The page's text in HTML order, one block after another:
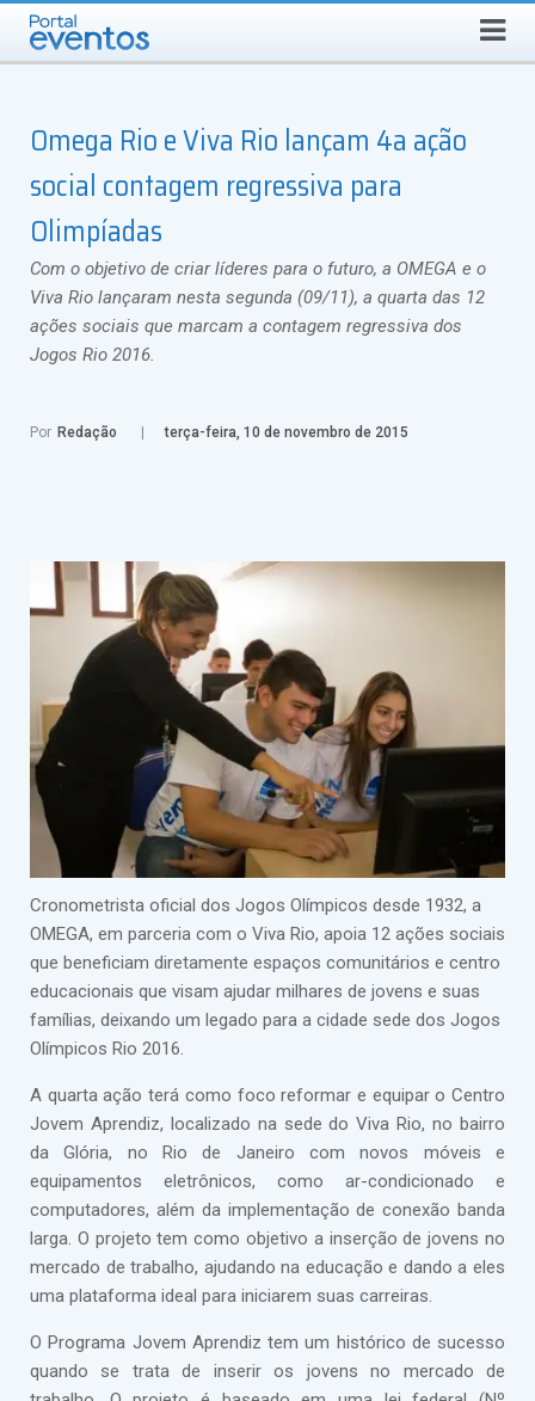
SÁBADO, 8 DE AGOSTO DE 2026 Busca
Omega Rio e Viva Rio lançam 4a ação
social contagem regressiva para
Olimpíadas
Com o objetivo de criar líderes para o futuro, a OMEGA e o
Viva Rio lançaram nesta segunda (09/11), a quarta das 12
ações sociais que marcam a contagem regressiva dos
Jogos Rio 2016.
Por Redação terça-feira, 10 de novembro de 2015
Cronometrista oficial dos Jogos Olímpicos desde 1932, a
OMEGA, em parceria com o Viva Rio, apoia 12 ações sociais
que beneficiam diretamente espaços comunitários e centro
educacionais que visam ajudar milhares de jovens e suas
famílias, deixando um legado para a cidade sede dos Jogos
Olímpicos Rio 2016.
A quarta ação terá como foco reformar e equipar o Centro
Jovem Aprendiz, localizado na sede do Viva Rio, no bairro
da Glória, no Rio de Janeiro com novos móveis e
equipamentos eletrônicos, como ar-condicionado e
computadores, além da implementação de conexão banda
larga. O projeto tem como objetivo a inserção de jovens no
mercado de trabalho, ajudando na educação e dando a eles
uma plataforma ideal para iniciarem suas carreiras.
O Programa Jovem Aprendiz tem um histórico de sucesso
quando se trata de inserir os jovens no mercado de